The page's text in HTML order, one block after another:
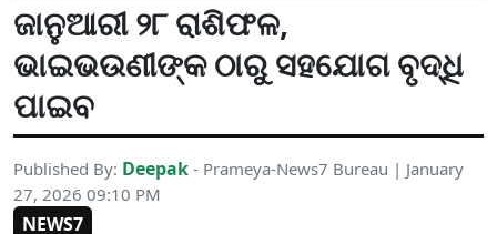
ଜାନୁଆରୀ ୨୮ ରାଶିଫଳ,
ଭାଇଭଉଣୀଙ୍କ ଠାରୁ ସହଯୋଗ ବୃଦ୍ଧି
ପାଇବ
Published By: Deepak - Prameya-News7 Bureau | January
27, 2026 09:10 PM
NEWS7